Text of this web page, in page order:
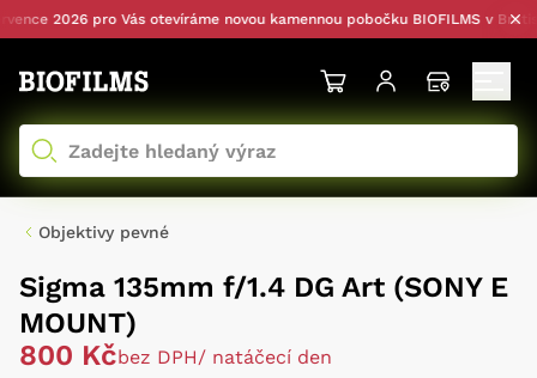
2026 pro Vás otevíráme novou kamennou pobočku BIOFILMS v
Objektivy pevné
Sigma 135mm f/1.4 DG Art (SONY E
MOUNT)
800 Kčbez DPH/ natáčecí den